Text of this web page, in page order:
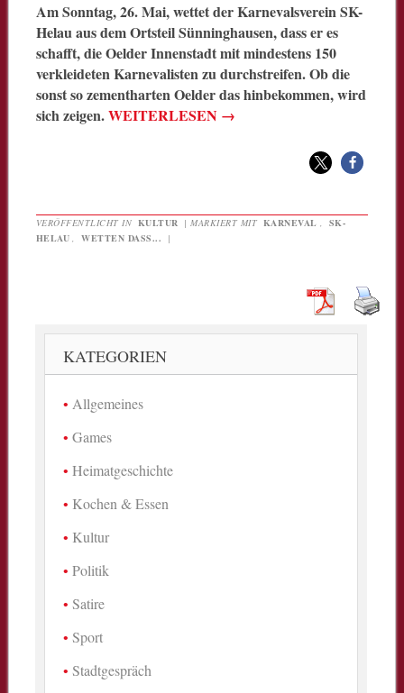
Am Sonntag, 26. Mai, wettet der Karnevalsverein SK-
Helau aus dem Ortsteil Sünninghausen, dass er es
schafft, die Oelder Innenstadt mit mindestens 150
verkleideten Karnevalisten zu durchstreifen. Ob die
sonst so zementharten Oelder das hinbekommen, wird
sich zeigen.WEITERLESEN →
VERÖFFENTLICHT IN KULTUR |MARKIERT MIT KARNEVAL ,
SK-
HELAU , WETTEN DASS... |
KATEGORIEN
Allgemeines
Games
Heimatgeschichte
Kochen & Essen
Kultur
Politik
Satire
Sport
Stadtgespräch